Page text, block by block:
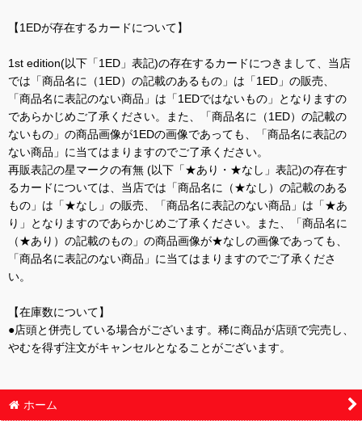
【1EDが存在するカードについて】
1st edition(以下「1ED」表記)の存在するカードにつきまして、当店
では「商品名に（1ED）の記載のあるもの」は「1ED」の販売、
「商品名に表記のない商品」は「1EDではないもの」となりますの
であらかじめご了承ください。また、「商品名に（1ED）の記載の
ないもの」の商品画像が1EDの画像であっても、「商品名に表記の
ない商品」に当てはまりますのでご了承ください。
再販表記の星マークの有無 (以下「★あり・★なし」表記)の存在す
るカードについては、当店では「商品名に（★なし）の記載のある
もの」は「★なし」の販売、「商品名に表記のない商品」は「★あ
り」となりますのであらかじめご了承ください。また、「商品名に
（★あり）の記載のもの」の商品画像が★なしの画像であっても、
「商品名に表記のない商品」に当てはまりますのでご了承くださ
い。
【在庫数について】
●店頭と併売している場合がございます。稀に商品が店頭で完売し、
やむを得ず注文がキャンセルとなることがございます。
ホーム